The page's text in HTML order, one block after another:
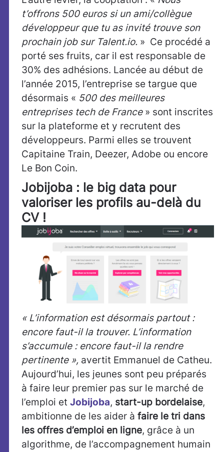
t’offrons 500 euros si un ami/collègue
développeur que tu as invité trouve son
prochain job sur Talent.io. » Ce procédé a
porté ses fruits, car il est responsable de
30% des adhésions. Lancée au début de
l’année 2015, l’entreprise se targue que
désormais « 500 des meilleures
entreprises tech de France» sont inscrites
sur la plateforme et y recrutent des
développeurs. Parmi elles se trouvent
Capitaine Train, Deezer, Adobe ou encore
Le Bon Coin.
Jobijoba : le big data pour
valoriser les profils au-delà du
CV !
« L’information est désormais partout :
encore faut-il la trouver. L’information
s’accumule : encore faut-il la rendre
pertinente », avertit Emmanuel de Catheu.
Aujourd’hui, les jeunes sont peu préparés
à faire leur premier pas sur le marché de
l’emploi et Jobijoba, start-up bordelaise,
ambitionne de les aider à faire le tri dans
les offres d’emploi en ligne, grâce à un
algorithme, de l’accompagnement humain